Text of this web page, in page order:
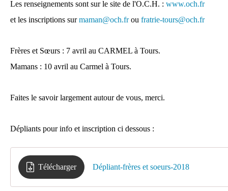
Les renseignements sont sur le site de l'O.C.H. : www.och.fr
et les inscriptions surmaman@och.frou fratrie-tours@och.fr
Frères et Sœurs : 7 avril au CARMEL à Tours.
Mamans : 10 avril au Carmel à Tours.
Faites le savoir largement autour de vous, merci.
Dépliants pour info et inscription ci dessous :
Télécharger Dépliant-frères et soeurs-2018